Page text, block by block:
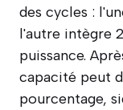
des cycles :
l'autre intègre
puissance.
capacité peut
pourcentage,